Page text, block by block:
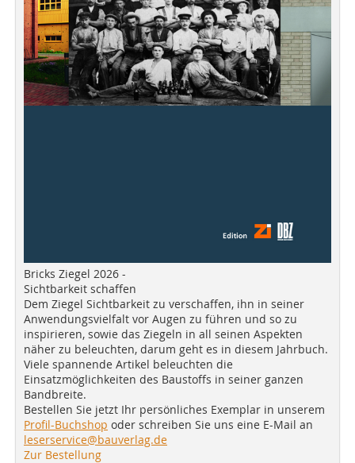
Bricks Ziegel 2026 -
Sichtbarkeit schaffen
Dem Ziegel Sichtbarkeit zu verschaffen, ihn in seiner
Anwendungsvielfalt vor Augen zu führen und so zu
inspirieren, sowie das Ziegeln in all seinen Aspekten
näher zu beleuchten, darum geht es in diesem Jahrbuch.
Viele spannende Artikel beleuchten die
Einsatzmöglichkeiten des Baustoffs in seiner ganzen
Bandbreite.
Bestellen Sie jetzt Ihr persönliches Exemplar in unserem
Profil-Buchshop oder schreiben Sie uns eine E-Mail an
leserservice@bauverlag.de
Zur Bestellung